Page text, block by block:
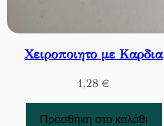
Χειροποιητο με Καρδια
1,28 €
Προσθήκη στο καλάθι